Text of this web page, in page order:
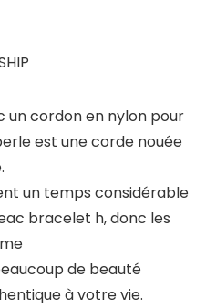
un cordon en nylon pour
est une corde nouée
un temps considérable
bracelet h, donc les
de beauté
à votre vie.